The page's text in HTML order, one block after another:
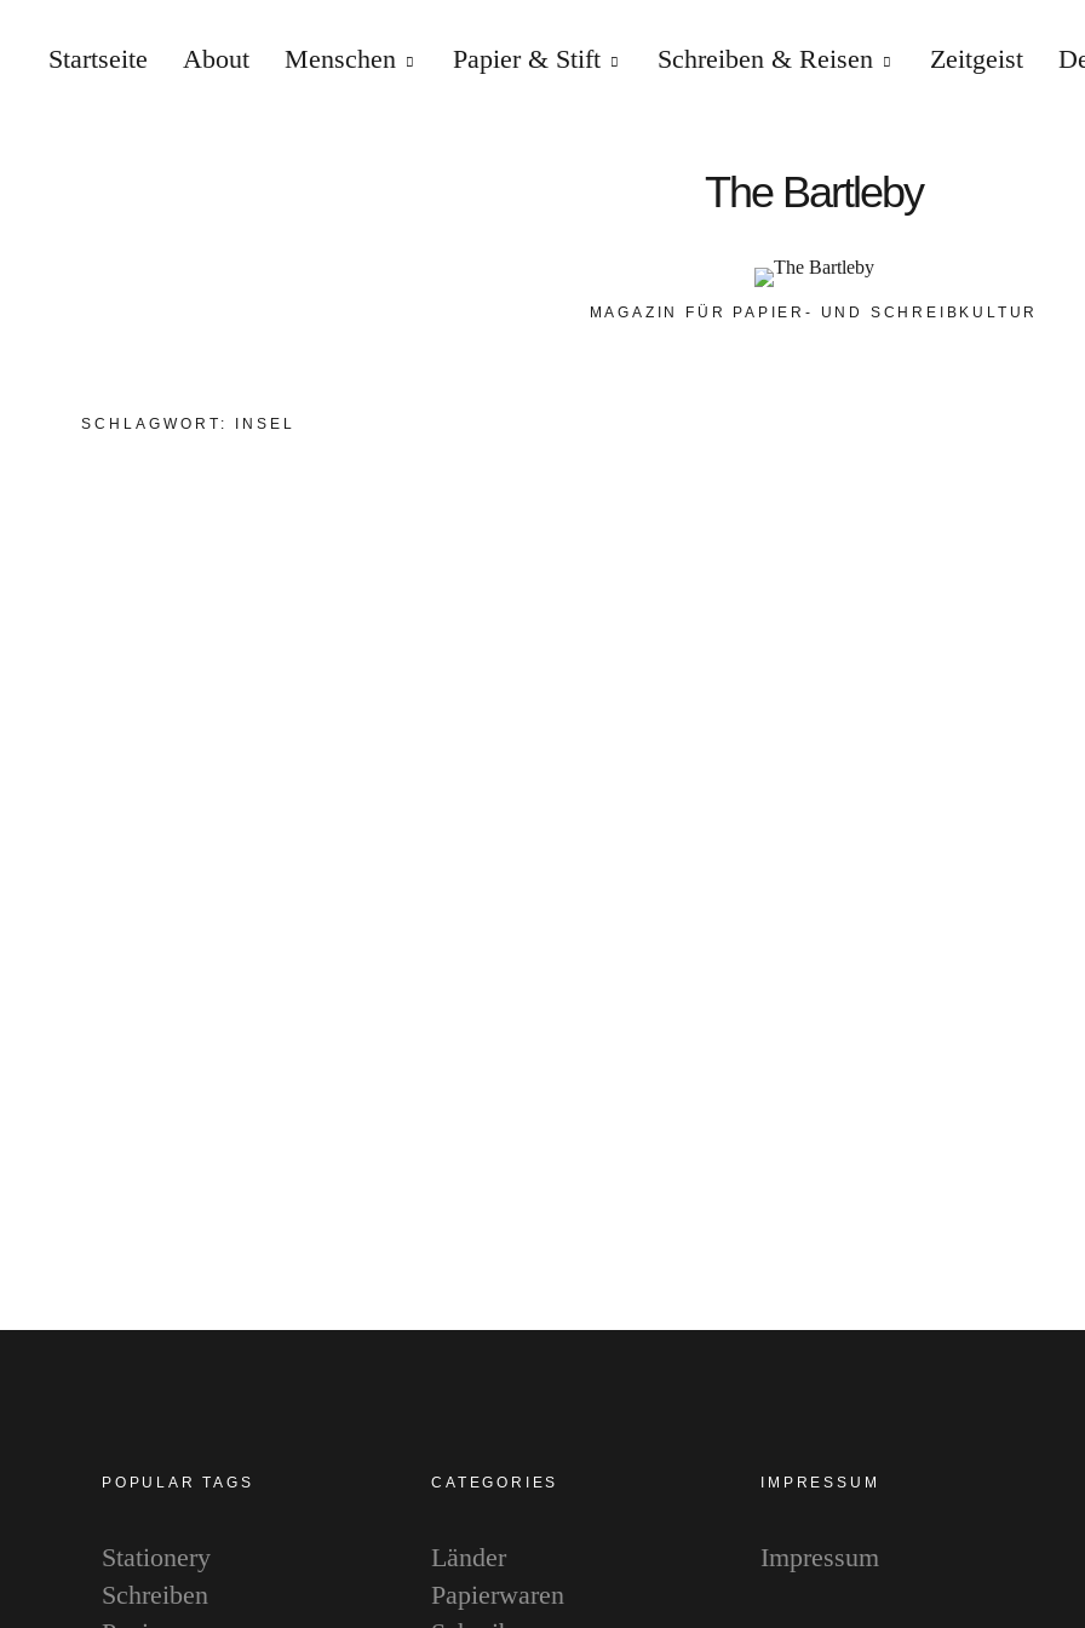
Startseite About Menschen Papier & Stift Schreiben & Reisen Zeitgeist
The Bartleby
MAGAZIN FÜR PAPIER- UND SCHREIBKULTUR
SCHLAGWORT: INSEL
POPULAR TAGS
Stationery
Schreiben
CATEGORIES
Länder
Papierwaren
IMPRESSUM
Impressum